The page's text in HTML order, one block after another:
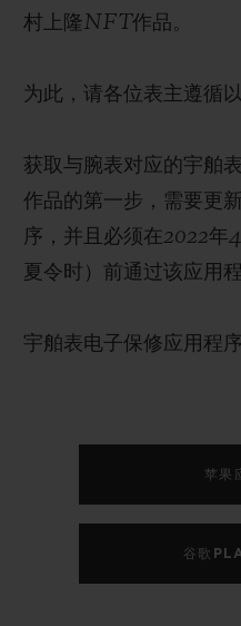
村上隆NFT作品。
为此，请各位表主遵循
获取与腕表对应的宇舶
作品的第一步，需要更
序，并且必须在2022年
夏令时）前通过该应用
宇舶表电子保修应用程
苹果
谷歌